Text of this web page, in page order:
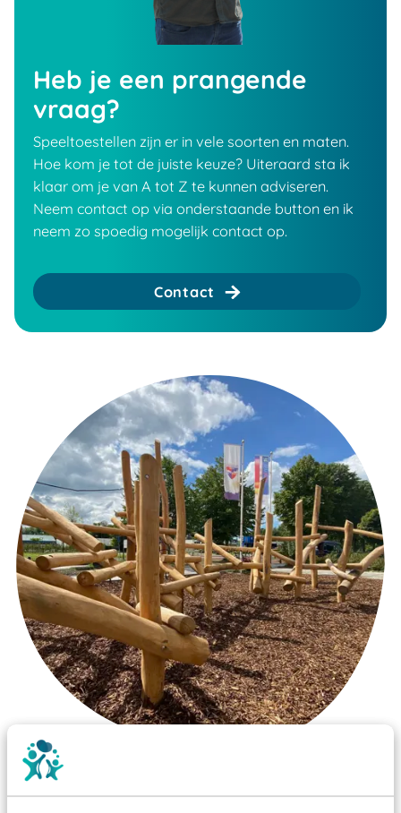
Heb je een prangende
vraag?
Speeltoestellen zijn er in vele soorten en maten.
Hoe kom je tot de juiste keuze? Uiteraard sta ik
klaar om je van A tot Z te kunnen adviseren.
Neem contact op via onderstaande button en ik
neem zo spoedig mogelijk contact op.
Contact
Wist je dat: